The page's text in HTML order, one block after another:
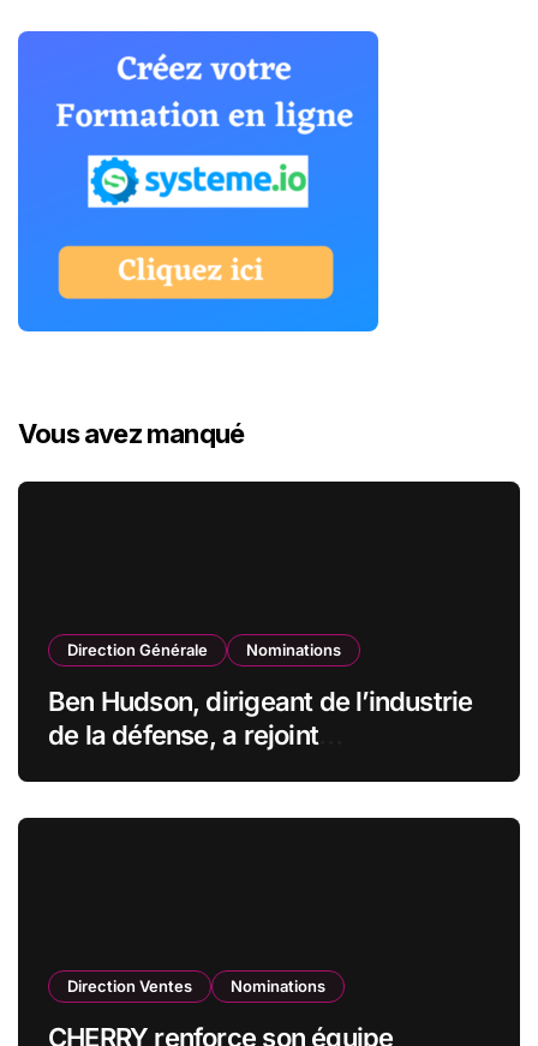
Vous avez manqué
Direction Générale Nominations
Ben Hudson, dirigeant de l’industrie
de la défense, a rejoint
Direction Ventes Nominations
CHERRY renforce son équipe